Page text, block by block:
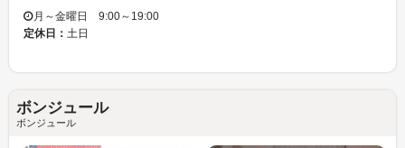
月～金曜日 9:00～19:00
定休日： 土日
ボンジュール
ボンジュール